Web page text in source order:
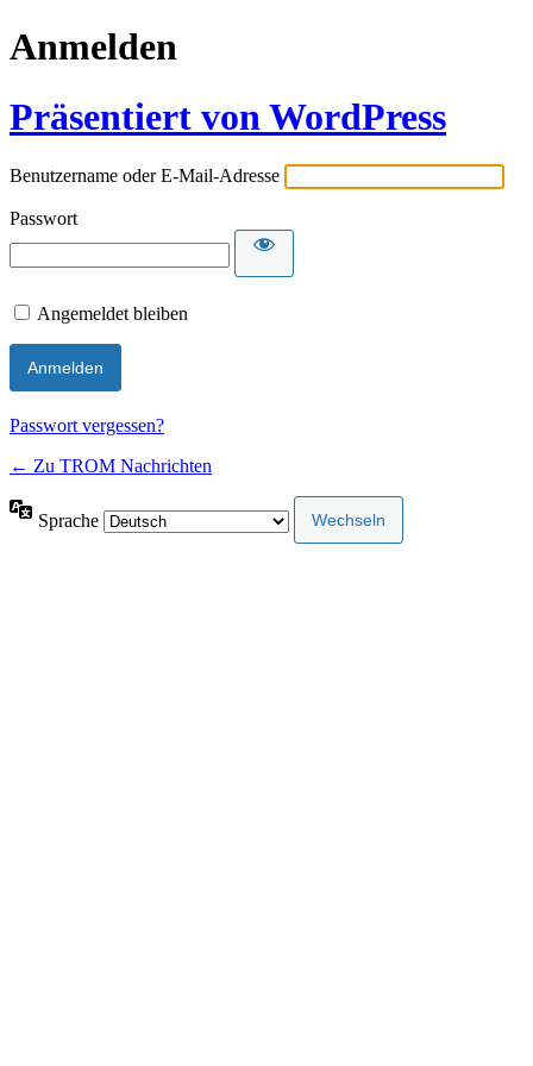
Anmelden
Präsentiert von WordPress
Benutzername oder E-Mail-Adresse
Passwort
Angemeldet bleiben
Passwort vergessen?
← Zu TROM Nachrichten
Sprache